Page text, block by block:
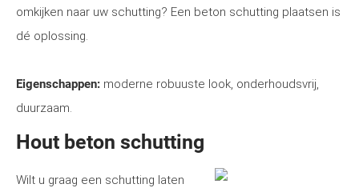
omkijken naar uw schutting? Een beton schutting plaatsen is
dé oplossing.
Eigenschappen: moderne robuuste look, onderhoudsvrij,
duurzaam.
Hout beton schutting
Wilt u graag een schutting laten